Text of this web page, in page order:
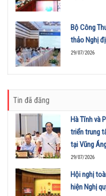
Bộ Công
thảo Nghị
29/07/2026
Tin đã đăng
Hà Tĩnh và
triển trung
tại Vũng
29/07/2026
Hội nghị
hiện Nghị